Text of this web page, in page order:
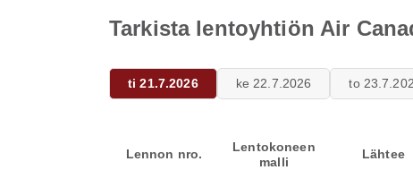
Tarkista lentoyhtiön Air
ti 21.7.2026 ke 22.7.2026 to
Lennon nro.
Lentokoneen
malli
Lähtee